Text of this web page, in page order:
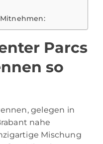
Parcs
so
gelegen in
nahe
Mischung